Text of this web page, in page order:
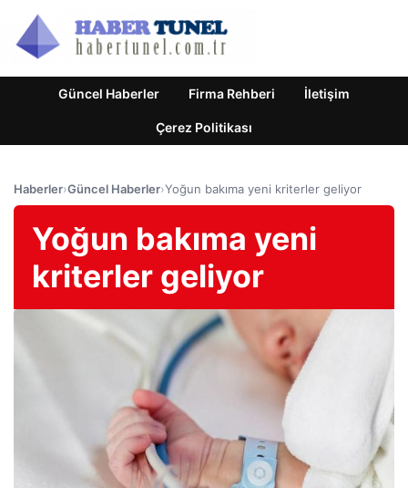
Güncel Haberler Firma Rehberi İletişim
Çerez Politikası
Haberler›Güncel Haberler›Yoğun bakıma yeni kriterler geliyor
Yoğun bakıma yeni
kriterler geliyor